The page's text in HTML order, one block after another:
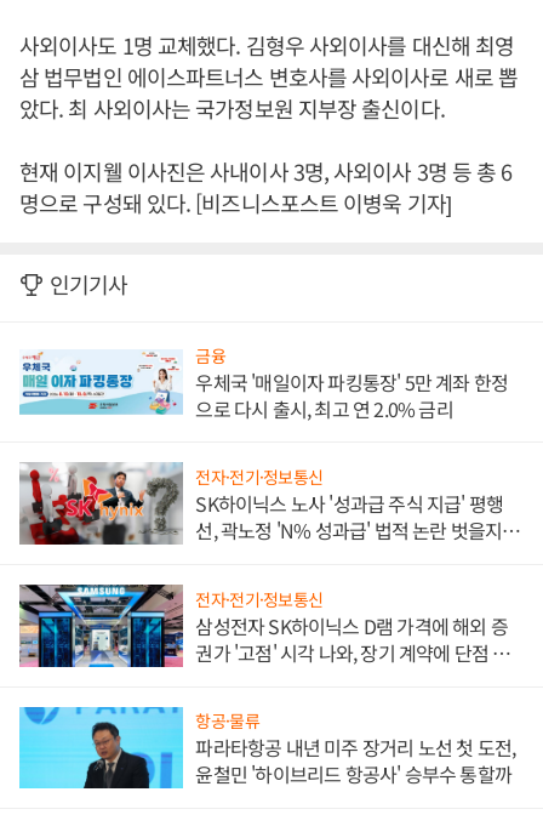
사외이사도 1명 교체했다. 김형우 사외이사를 대신해 최영
삼 법무법인 에이스파트너스 변호사를 사외이사로 새로 뽑
았다. 최 사외이사는 국가정보원 지부장 출신이다.
현재 이지웰 이사진은 사내이사 3명, 사외이사 3명 등 총 6
명으로 구성돼 있다. [비즈니스포스트 이병욱 기자]
인기기사
금융
우체국 '매일이자 파킹통장' 5만 계좌 한정
으로 다시 출시, 최고 연 2.0% 금리
전자·전기·정보통신
SK하이닉스 노사 '성과급 주식 지급' 평행
선, 곽노정 'N% 성과급' 법적 논란 벗을지 주
전자·전기·정보통신
삼성전자 SK하이닉스 D램 가격에 해외 증
권가 '고점' 시각 나와, 장기 계약에 단점 부
항공·물류
파라타항공 내년 미주 장거리 노선 첫 도전,
윤철민 '하이브리드 항공사' 승부수 통할까